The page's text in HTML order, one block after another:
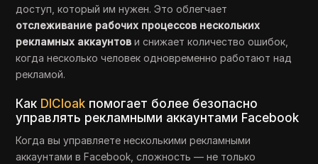
доступ, который им нужен. Это облегчает
отслеживание рабочих процессов нескольких
рекламных аккаунтов и снижает количество ошибок,
когда несколько человек одновременно работают над
рекламой.
Как DICloak помогает более безопасно
управлять рекламными аккаунтами Facebook
Когда вы управляете несколькими рекламными
аккаунтами в Facebook, сложность — не только